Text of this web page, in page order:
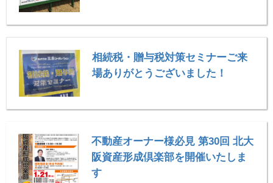
相続税・贈与税対策セミナーご来
場ありがとうございました！
不動産オーナー様必見 第30回 北大
阪資産形成倶楽部を開催いたしま
す